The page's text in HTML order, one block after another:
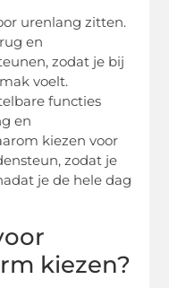
urenlang zitten.
en
zodat je bij
voelt.
functies
en
kiezen voor
zodat je
je de hele dag
kiezen?